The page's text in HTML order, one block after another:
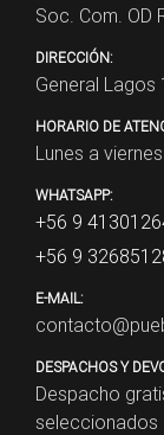
Soc. Com. OD
DIRECCIÓN:
General Lagos
HORARIO DE
Lunes a
WHATSAPP:
+56 9
+56 9
E-MAIL:
DESPACHOS Y
Despacho
seleccionados